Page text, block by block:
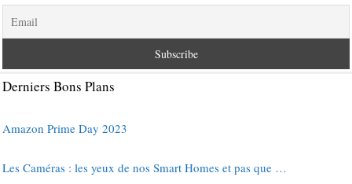
Derniers Bons Plans
Amazon Prime Day 2023
Les Caméras : les yeux de nos Smart Homes et pas que …